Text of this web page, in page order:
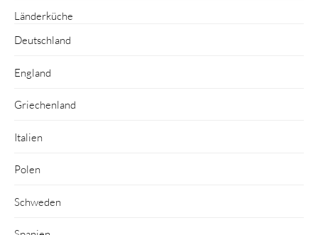
Länderküche
Deutschland
England
Griechenland
Italien
Polen
Schweden